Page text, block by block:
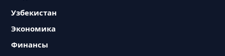
Узбекистан
Экономика
Финансы